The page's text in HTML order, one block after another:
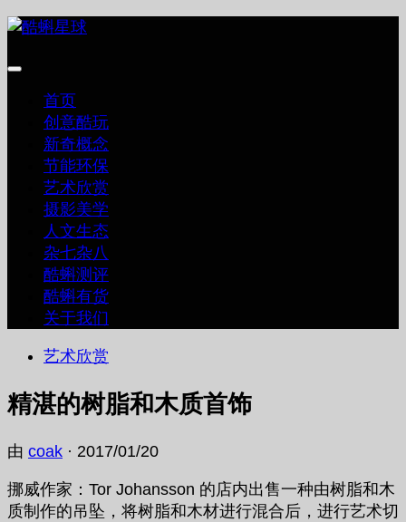
跳
内
首页
创意酷玩
新奇概念
节能环保
艺术欣赏
摄影美学
人文生态
杂七杂八
酷蝌测评
酷蝌有货
关于我们
艺术欣赏
精湛的树脂和木质首饰
由 coak · 2017/01/20
挪威作家：Tor Johansson 的店内出售一种由树脂和木
质制作的吊坠，将树脂和木材进行混合后，进行艺术切